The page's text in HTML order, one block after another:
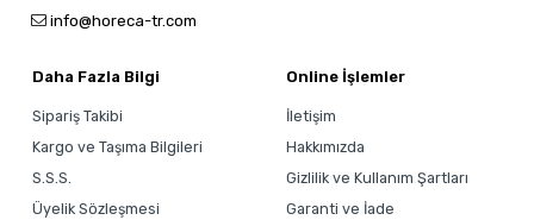
info@horeca-tr.com
Daha Fazla Bilgi
Sipariş Takibi
Kargo ve Taşıma Bilgileri
S.S.S.
Üyelik Sözleşmesi
Online İşlemler
İletişim
Hakkımızda
Gizlilik ve Kullanım Şartları
Garanti ve İade